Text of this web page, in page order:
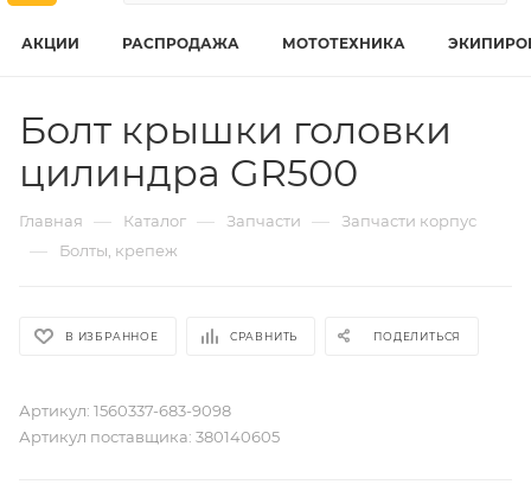
АКЦИИ РАСПРОДАЖА МОТОТЕХНИКА
Болт крышки головки
цилиндра GR500
Главная — Каталог — Запчасти — Запчасти корпус
— Болты, крепеж
В ИЗБРАННОЕ СРАВНИТЬ ПОДЕЛИТЬСЯ
Артикул: 1560337-683-9098
Артикул поставщика: 380140605